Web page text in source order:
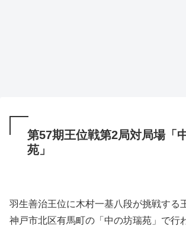
第57期王位戦第2局対局場「
苑」
羽生善治王位に木村一基八段が挑戦する
神戸市北区有馬町の「中の坊瑞苑」で行